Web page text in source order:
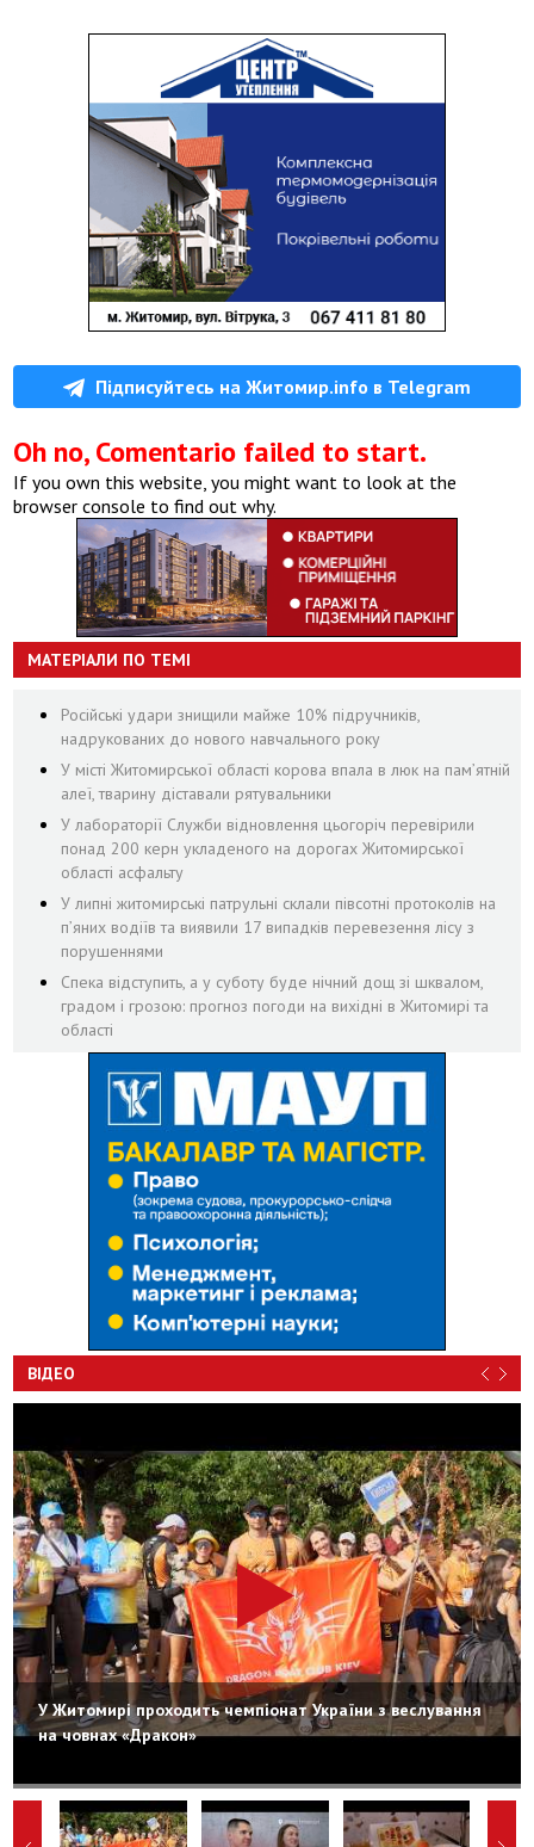
Підписуйтесь на Житомир.info в Telegram
Oh no, Comentario failed to start.
If you own this website, you might want to look at the
browser console to find out why.
МАТЕРІАЛИ ПО ТЕМІ
Російські удари знищили майже 10% підручників,
надрукованих до нового навчального року
У місті Житомирської області корова впала в люк на пам’ятній
алеї, тварину діставали рятувальники
У лабораторії Служби відновлення цьогоріч перевірили
понад 200 керн укладеного на дорогах Житомирської
області асфальту
У липні житомирські патрульні склали півсотні протоколів на
пʼяних водіїв та виявили 17 випадків перевезення лісу з
порушеннями
Спека відступить, а у суботу буде нічний дощ зі шквалом,
градом і грозою: прогноз погоди на вихідні в Житомирі та
області
ВІДЕО
У Житомирі проходить чемпіонат України з веслування
на човнах «Дракон»